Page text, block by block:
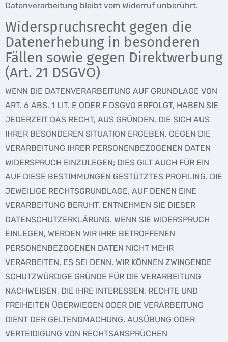
Datenverarbeitung bleibt vom Widerruf unberührt.
Widerspruchsrecht gegen die
Datenerhebung in besonderen
Fällen sowie gegen Direktwerbung
(Art. 21 DSGVO)
WENN DIE DATENVERARBEITUNG AUF GRUNDLAGE VON
ART. 6 ABS. 1 LIT. E ODER F DSGVO ERFOLGT, HABEN SIE
JEDERZEIT DAS RECHT, AUS GRÜNDEN, DIE SICH AUS
IHRER BESONDEREN SITUATION ERGEBEN, GEGEN DIE
VERARBEITUNG IHRER PERSONENBEZOGENEN DATEN
WIDERSPRUCH EINZULEGEN; DIES GILT AUCH FÜR EIN
AUF DIESE BESTIMMUNGEN GESTÜTZTES PROFILING. DIE
JEWEILIGE RECHTSGRUNDLAGE, AUF DENEN EINE
VERARBEITUNG BERUHT, ENTNEHMEN SIE DIESER
DATENSCHUTZERKLÄRUNG. WENN SIE WIDERSPRUCH
EINLEGEN, WERDEN WIR IHRE BETROFFENEN
PERSONENBEZOGENEN DATEN NICHT MEHR
VERARBEITEN, ES SEI DENN, WIR KÖNNEN ZWINGENDE
SCHUTZWÜRDIGE GRÜNDE FÜR DIE VERARBEITUNG
NACHWEISEN, DIE IHRE INTERESSEN, RECHTE UND
FREIHEITEN ÜBERWIEGEN ODER DIE VERARBEITUNG
DIENT DER GELTENDMACHUNG, AUSÜBUNG ODER
VERTEIDIGUNG VON RECHTSANSPRÜCHEN